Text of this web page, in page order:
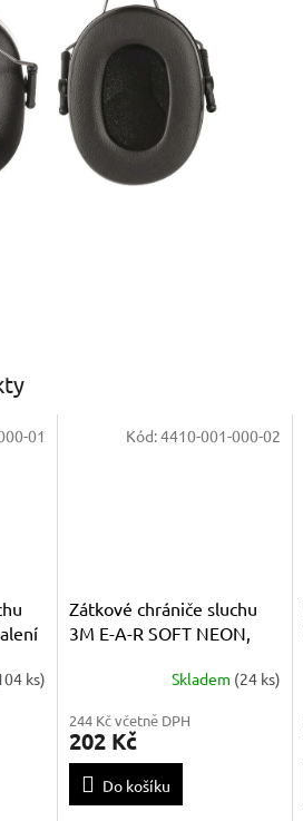
ks)
01
Zátkové chrániče sluchu
3M E-A-R SOFT NEON,
Skladem (24 ks)
244 Kč včetně DPH
202 Kč
Do košíku
Kód:4410-001-000-02